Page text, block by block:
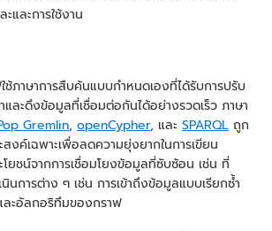
และการใช้งาน
ภาษาการสืบค้นแบบกำหนดเองที่ได้รับการปรับ
และดึงข้อมูลที่เชื่อมต่อกันได้อย่างรวดเร็ว ภาษา
Gremlin, openCypher, และ SPARQL ถูก
งค์เฉพาะเพื่อลดความยุ่งยากในการเขียน
ยชน์จากการเชื่อมโยงข้อมูลที่ซับซ้อน เช่น ที่
นินการต่าง ๆ เช่น การเข้าถึงข้อมูลแบบเรียกซ้ำ
ะอัลกอริทึมของกราฟ